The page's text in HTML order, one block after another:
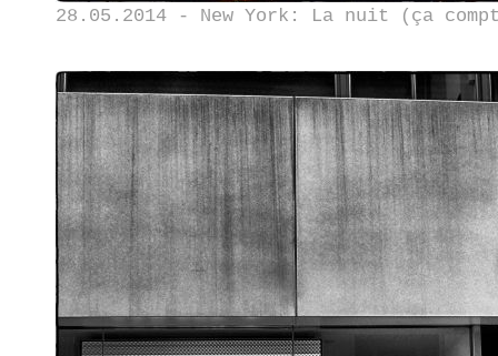
28.05.2014 - New York: La nuit (ça